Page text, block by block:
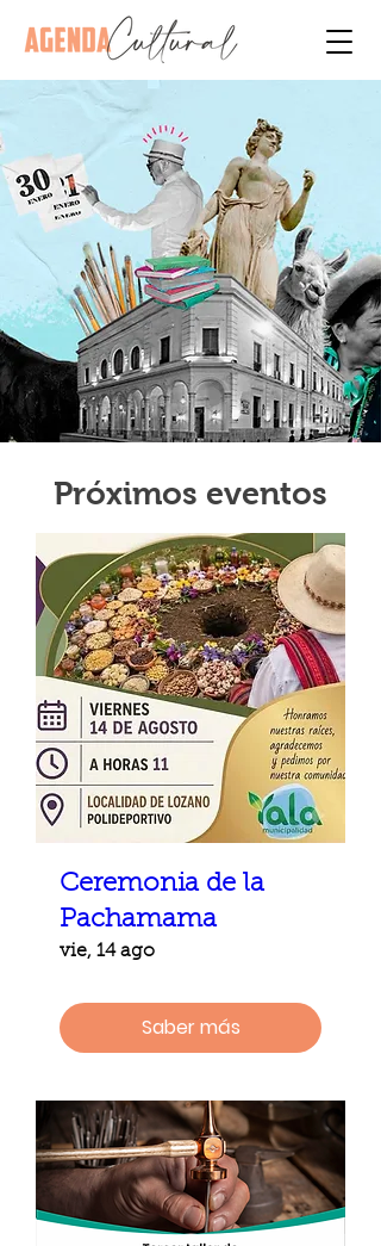
Próximos eventos
Ceremonia de la
Pachamama
vie, 14 ago
Saber más